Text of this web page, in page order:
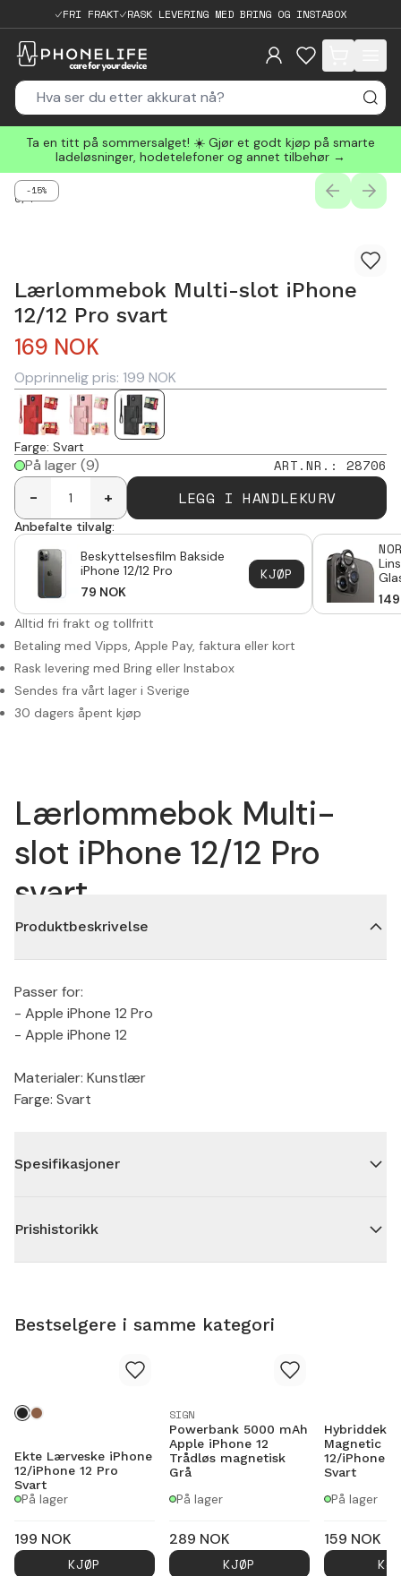
FRI FRAKT RASK LEVERING MED BRING OG INSTABOX
items in cart,
Ta en titt på sommersalget! ☀️ Gjør et godt kjøp på smarte
ladeløsninger, hodetelefoner og annet tilbehør →
-15%
0/4
Lærlommebok Multi-slot iPhone
12/12 Pro svart
169 NOK
Opprinnelig pris: 199 NOK
Farge: Svart
På lager(9) ART.NR. : 28706
-
+ LEGG I HANDLEKURV
Anbefalte tilvalg:
Beskyttelsesfilm Bakside
iPhone 12/12 Pro
79 NOK
KJØP
12
149
Alltid fri frakt og tollfritt
Betaling med Vipps, Apple Pay, faktura eller kort
Rask levering med Bring eller Instabox
Sendes fra vårt lager i Sverige
30 dagers åpent kjøp
Lærlommebok Multi-
slot iPhone 12/12 Pro
svart
Produktbeskrivelse
Passer for:
- Apple iPhone 12 Pro
- Apple iPhone 12
Materialer: Kunstlær
Farge: Svart
Spesifikasjoner
Prishistorikk
Bestselgere i samme kategori
Ekte Lærveske iPhone
12/iPhone 12 Pro
Svart
På lager
199 NOK
KJØP
SIGN
Powerbank 5000 mAh
Apple iPhone 12
Trådløs magnetisk
Grå
På lager
289 NOK
KJØP
Magnetic
12/iPhone
Svart
På lager
159 NOK